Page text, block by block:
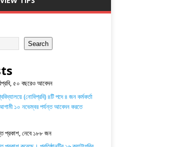
Search
৫০ বছরেও আবেদন
(নোবিপ্রবি) ৪টি পদে ৪ জন কর্মকর্তা
১০ নভেম্বর পর্যন্ত আবেদন করতে
প্রকাশ, নেবে ১৮৮ জন